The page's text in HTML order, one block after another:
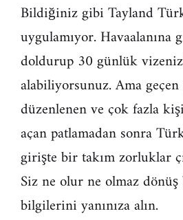
Bildiğiniz gibi Tayland
uygulamıyor. Havaalanına
doldurup 30 günlük
alabiliyorsunuz. Ama geçen
düzenlenen ve çok fazla
açan patlamadan sonra
girişte bir takım zorluklar
Siz ne olur ne olmaz
bilgilerini yanınıza alın.